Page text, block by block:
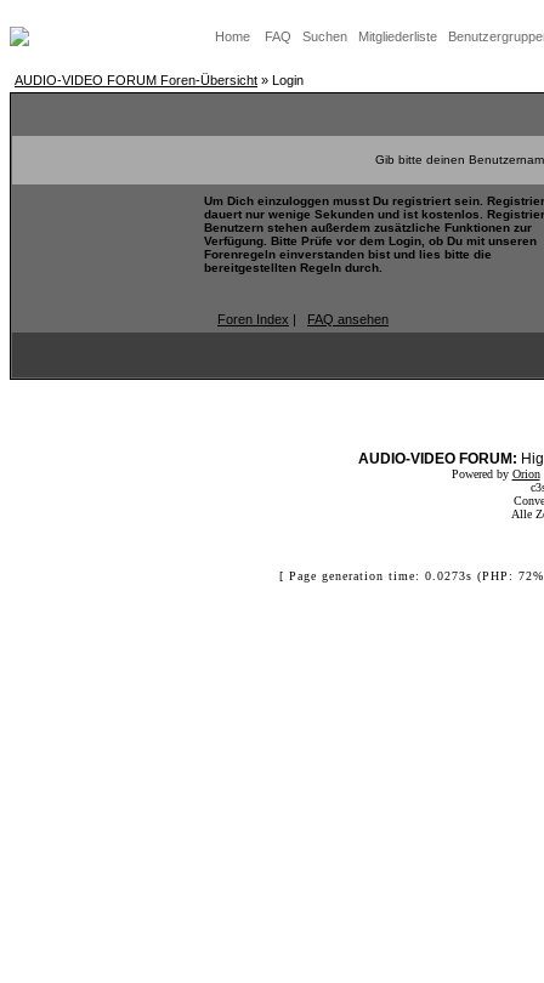
Home FAQ Suchen Mitgliederliste
AUDIO-VIDEO FORUM Foren-Übersicht » Login
Gib bitte deinen
Um Dich einzuloggen musst Du registriert sein.
dauert nur wenige Sekunden und ist kostenlos.
Benutzern stehen außerdem zusätzliche Funktionen zur
Verfügung. Bitte Prüfe vor dem Login, ob Du mit unseren
Forenregeln einverstanden bist und lies bitte die
bereitgestellten Regeln durch.
Foren Index | FAQ ansehen
AUDIO-VIDEO FORUM:
Powered by Orion
Alle
[ Page generation time: 0.0273s (PHP: